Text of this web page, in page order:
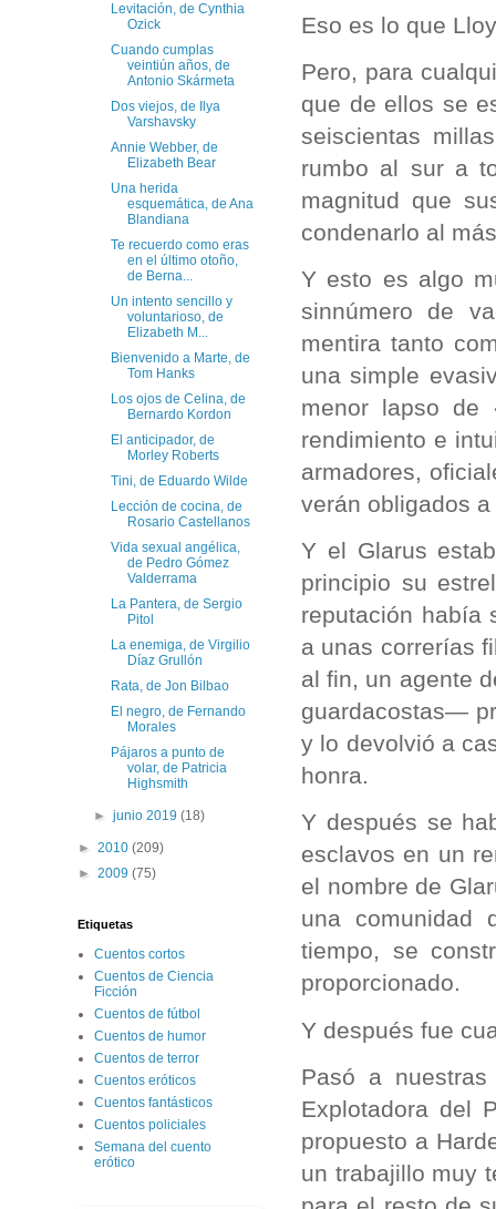
Eso es lo que
Pero, para
que de ellos se
seiscientas
rumbo al sur a
magnitud que
condenarlo al
Y esto es algo
sinnúmero de
mentira tanto
una simple
menor lapso de
rendimiento e
armadores,
verán obligados
Y el Glarus
principio su
reputación había
a unas correrías
al fin, un agente
guardacostas—
y lo devolvió a
honra.
Y después se
esclavos en un
el nombre de
una comunidad
tiempo, se
proporcionado.
Y después fue
Pasó a
Explotadora del
propuesto a
un trabajillo muy
Levitación, de Cynthia
Ozick
Cuando cumplas
veintiún años, de
Antonio Skármeta
Dos viejos, de Ilya
Varshavsky
Annie Webber, de
Elizabeth Bear
Una herida
esquemática, de Ana
Blandiana
Te recuerdo como eras
en el último otoño,
de Berna...
Un intento sencillo y
voluntarioso, de
Elizabeth M...
Bienvenido a Marte, de
Tom Hanks
Los ojos de Celina, de
Bernardo Kordon
El anticipador, de
Morley Roberts
Tini, de Eduardo Wilde
Lección de cocina, de
Rosario Castellanos
Vida sexual angélica,
de Pedro Gómez
Valderrama
La Pantera, de Sergio
Pitol
La enemiga, de Virgilio
Díaz Grullón
Rata, de Jon Bilbao
El negro, de Fernando
Morales
Pájaros a punto de
volar, de Patricia
Highsmith
►junio 2019(18)
► 2010 (209)
► 2009 (75)
Etiquetas
Cuentos cortos
Cuentos de Ciencia
Ficción
Cuentos de fútbol
Cuentos de humor
Cuentos de terror
Cuentos eróticos
Cuentos fantásticos
Cuentos policiales
Semana del cuento
erótico